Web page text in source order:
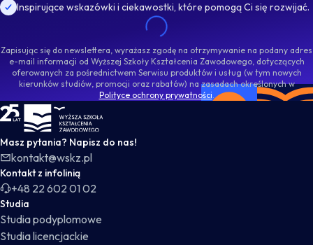
Inspirujące wskazówki i ciekawostki, które pomogą Ci się rozwijać.
Zapisując się do newslettera, wyrażasz zgodę na otrzymywanie na podany adres
e-mail informacji od Wyższej Szkoły Kształcenia Zawodowego, dotyczących
oferowanych za pośrednictwem Serwisu produktów i usług (w tym nowych
kierunków studiów, promocji oraz rabatów) na zasadach określonych w
Polityce ochrony prywatności.
WSKZ - strona główna
Masz pytania? Napisz do nas!
kontakt@wskz.pl
Kontakt z infolinią
+48 22 602 01 02
Studia
Studia podyplomowe
Studia licencjackie